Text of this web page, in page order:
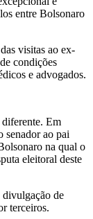
entre Bolsonaro
visitas ao ex-
condições
e advogados.
Em
senador ao pai
na qual o
eleitoral deste
divulgação de
terceiros.